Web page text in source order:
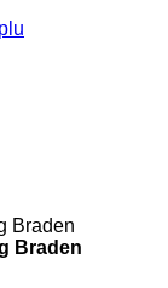
Braden